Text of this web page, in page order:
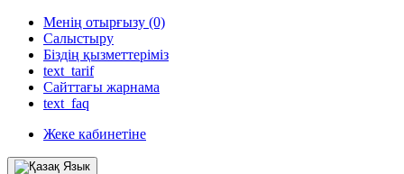
Менің отырғызу (0)
Салыстыру
Біздің қызметтеріміз
text_tarif
Сайттағы жарнама
text_faq
Жеке кабинетіне
Язык